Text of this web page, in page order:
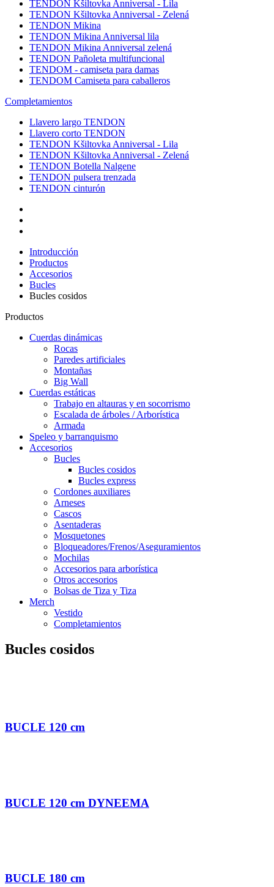
TENDON Kšiltovka Anniversal - Lila
TENDON Kšiltovka Anniversal - Zelená
TENDON Mikina
TENDON Mikina Anniversal lila
TENDON Mikina Anniversal zelená
TENDON Pañoleta multifuncional
TENDOM - camiseta para damas
TENDOM Camiseta para caballeros
Completamientos
Llavero largo TENDON
Llavero corto TENDON
TENDON Kšiltovka Anniversal - Lila
TENDON Kšiltovka Anniversal - Zelená
TENDON Botella Nalgene
TENDON pulsera trenzada
TENDON cinturón
Introducción
Productos
Accesorios
Bucles
Bucles cosidos
Productos
Cuerdas dinámicas
Rocas
Paredes artificiales
Montañas
Big Wall
Cuerdas estáticas
Trabajo en altauras y en socorrismo
Escalada de árboles / Arborística
Armada
Speleo y barranquismo
Accesorios
Bucles
Bucles cosidos
Bucles express
Cordones auxiliares
Arneses
Cascos
Asentaderas
Mosquetones
Bloqueadores/Frenos/Aseguramientos
Mochilas
Accesorios para arborística
Otros accesorios
Bolsas de Tiza y Tiza
Merch
Vestido
Completamientos
Bucles cosidos
BUCLE 120 cm
BUCLE 120 cm DYNEEMA
BUCLE 180 cm